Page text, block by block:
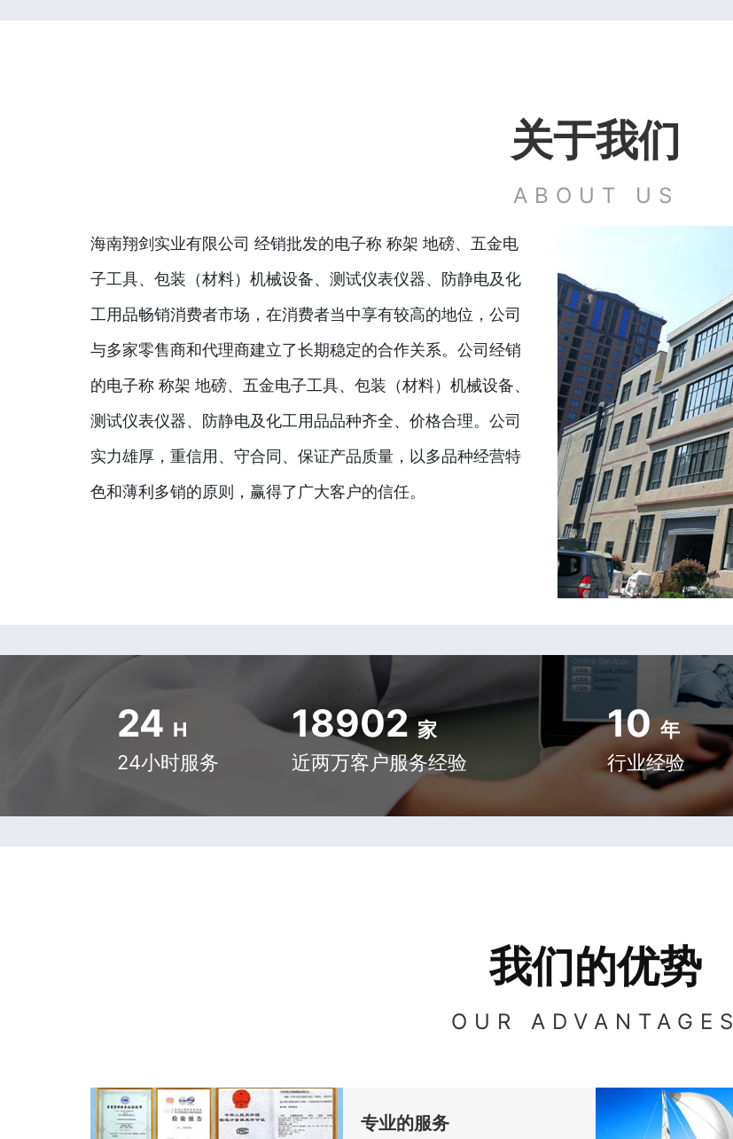
关于我们
ABOUT US
海南翔剑实业有限公司 经销批发的电子称 称架 地磅、五金电
子工具、包装（材料）机械设备、测试仪表仪器、防静电及化
工用品畅销消费者市场，在消费者当中享有较高的地位，公司
与多家零售商和代理商建立了长期稳定的合作关系。公司经销
的电子称 称架 地磅、五金电子工具、包装（材料）机械设备、
测试仪表仪器、防静电及化工用品品种齐全、价格合理。公司
实力雄厚，重信用、守合同、保证产品质量，以多品种经营特
色和薄利多销的原则，赢得了广大客户的信任。
24 H
24小时服务
18902 家
近两万客户服务经验
10 年
行业经验
我们的优势
OUR ADVANTAGES
专业的服务